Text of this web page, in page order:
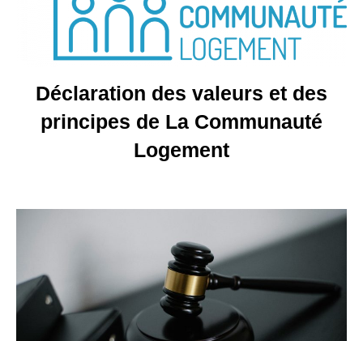
Déclaration des valeurs et des
principes de La Communauté
Logement